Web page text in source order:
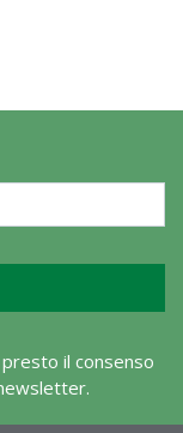
presto il consenso